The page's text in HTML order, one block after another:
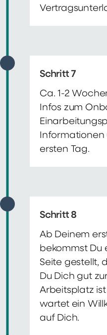
Schritt 7
Ca. 1-2
Infos zum
Informationen
ersten Tag.
Schritt 8
Ab Deinem
bekommst Du
Seite gestellt,
Du Dich gut
Arbeitsplatz
wartet ein
auf Dich.